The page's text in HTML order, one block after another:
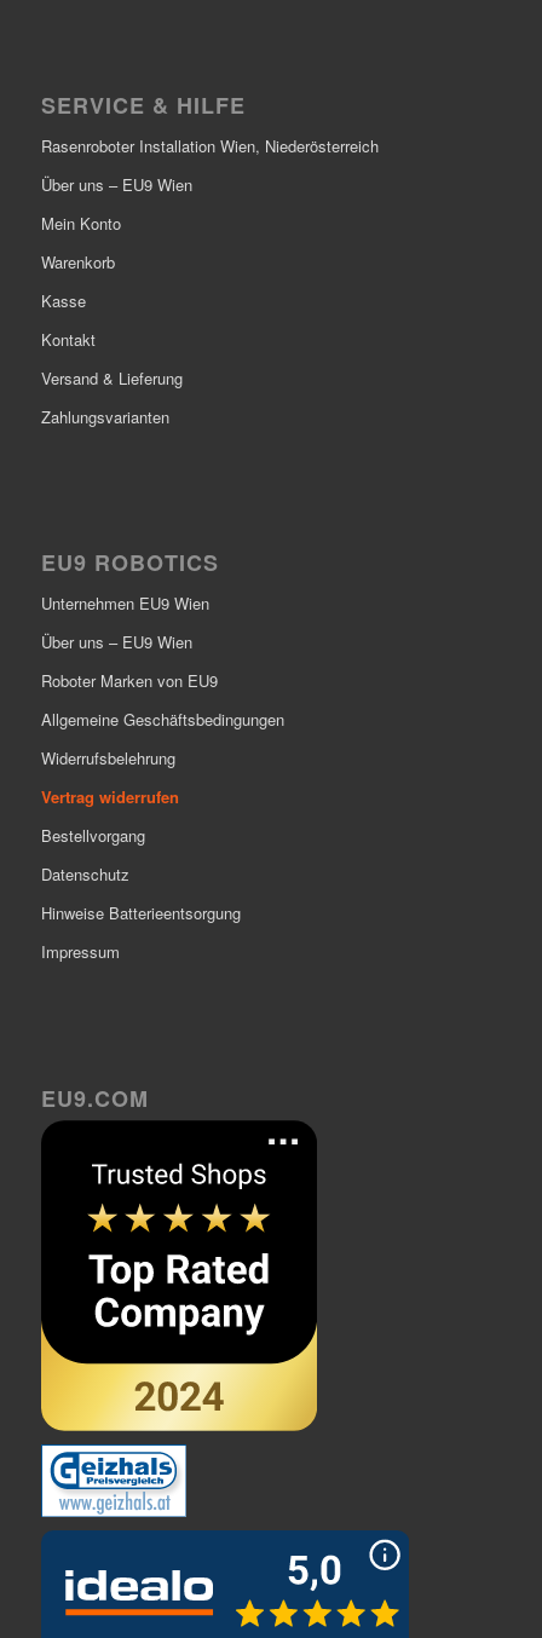
SERVICE & HILFE
Rasenroboter Installation Wien, Niederösterreich
Über uns – EU9 Wien
Mein Konto
Warenkorb
Kasse
Kontakt
Versand & Lieferung
Zahlungsvarianten
EU9 ROBOTICS
Unternehmen EU9 Wien
Über uns – EU9 Wien
Roboter Marken von EU9
Allgemeine Geschäftsbedingungen
Widerrufsbelehrung
Vertrag widerrufen
Bestellvorgang
Datenschutz
Hinweise Batterieentsorgung
Impressum
EU9.COM